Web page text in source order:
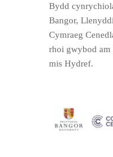
Bydd
Bangor,
Cymraeg
rhoi gwybod
mis Hydref.